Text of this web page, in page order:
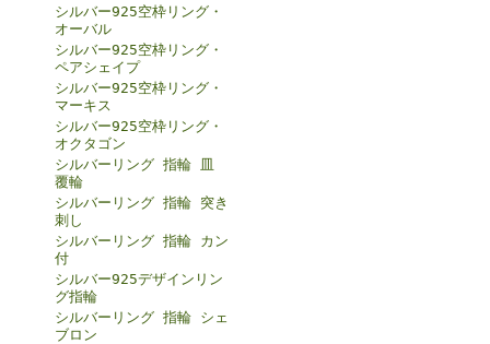
シルバー925空枠リング・
オーバル
シルバー925空枠リング・
ペアシェイプ
シルバー925空枠リング・
マーキス
シルバー925空枠リング・
オクタゴン
シルバーリング 指輪 皿
覆輪
シルバーリング 指輪 突き
刺し
シルバーリング 指輪 カン
付
シルバー925デザインリン
グ指輪
シルバーリング 指輪 シェ
ブロン